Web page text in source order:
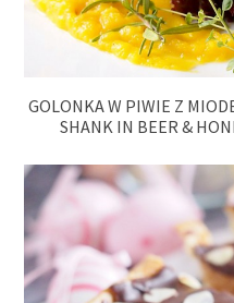
GOLONKA W PIWIE Z
SHANK IN BEER &